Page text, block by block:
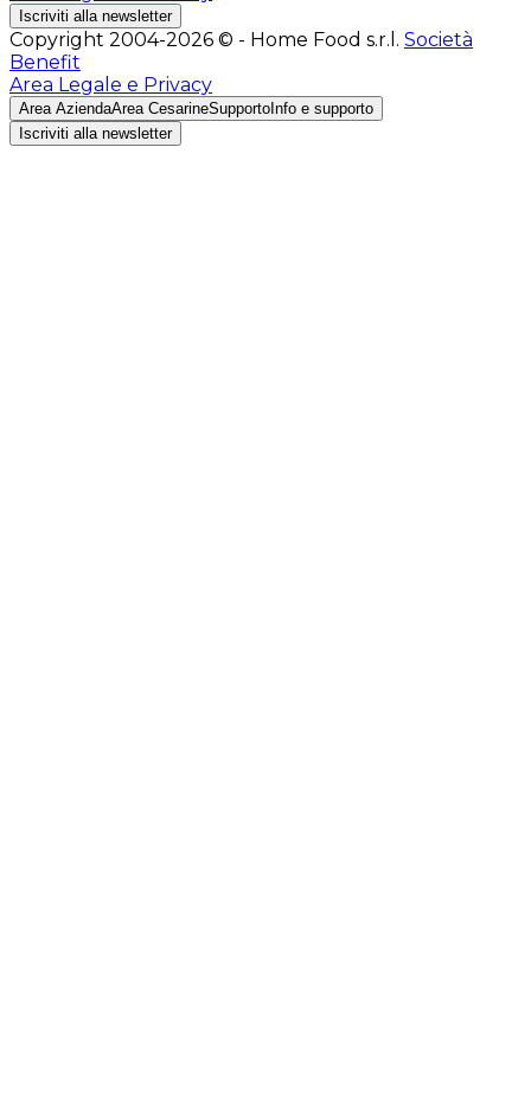
Iscriviti alla newsletter
Copyright 2004-2026 © - Home Food s.r.l. Società
Benefit
Area Legale e Privacy
Area AziendaArea CesarineSupporto Info e supporto
Iscriviti alla newsletter